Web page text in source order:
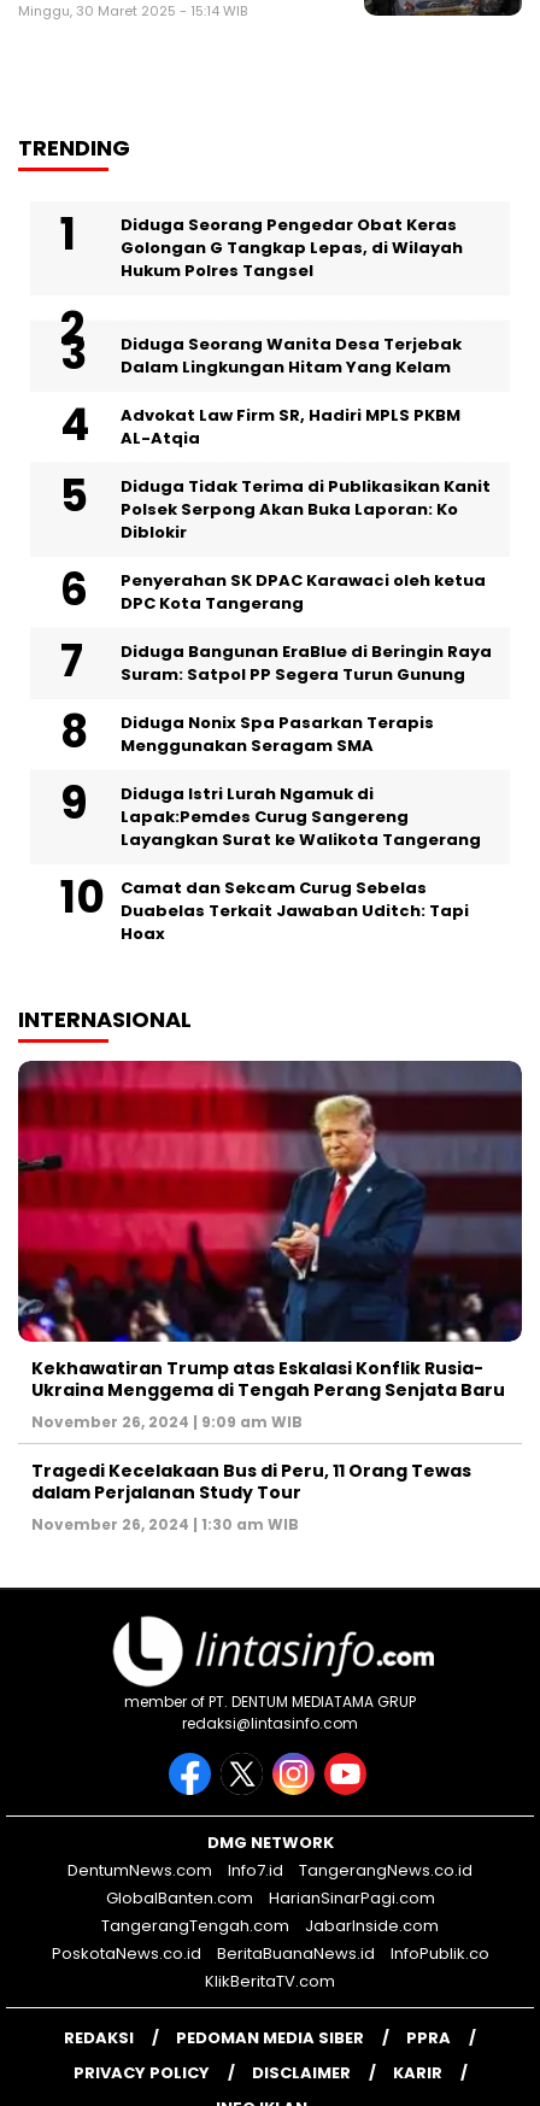
Minggu, 30 Maret 2025 - 15:14 WIB
TRENDING
‎Diduga Seorang Pengedar Obat Keras
Golongan G Tangkap Lepas, di Wilayah
Hukum Polres Tangsel
‎Diduga Seorang Wanita Desa Terjebak
Dalam Lingkungan Hitam Yang Kelam
Advokat Law Firm SR, Hadiri MPLS PKBM
AL-Atqia
Diduga Tidak Terima di Publikasikan Kanit
Polsek Serpong Akan Buka Laporan: Ko
Diblokir
Penyerahan SK DPAC Karawaci oleh ketua
DPC Kota Tangerang
Diduga Bangunan EraBlue di Beringin Raya
Suram: Satpol PP Segera Turun Gunung
‎Diduga Nonix Spa Pasarkan Terapis
Menggunakan Seragam SMA
‎Diduga Istri Lurah Ngamuk di
Lapak:Pemdes Curug Sangereng
Layangkan Surat ke Walikota Tangerang
Camat dan Sekcam Curug Sebelas
Duabelas Terkait Jawaban Uditch: Tapi
Hoax
INTERNASIONAL
Kekhawatiran Trump atas Eskalasi Konflik Rusia-
Ukraina Menggema di Tengah Perang Senjata Baru
November 26, 2024 | 9:09 am WIB
Tragedi Kecelakaan Bus di Peru, 11 Orang Tewas
dalam Perjalanan Study Tour
November 26, 2024 | 1:30 am WIB
member of PT. DENTUM MEDIATAMA GRUP
redaksi@lintasinfo.com
DMG NETWORK
DentumNews.com
Info7.id
TangerangNews.co.id
GlobalBanten.com
HarianSinarPagi.com
TangerangTengah.com
JabarInside.com
PoskotaNews.co.id
BeritaBuanaNews.id
InfoPublik.co
KlikBeritaTV.com
REDAKSI PEDOMAN MEDIA SIBER
PPRA
PRIVACY POLICY
DISCLAIMER
KARIR